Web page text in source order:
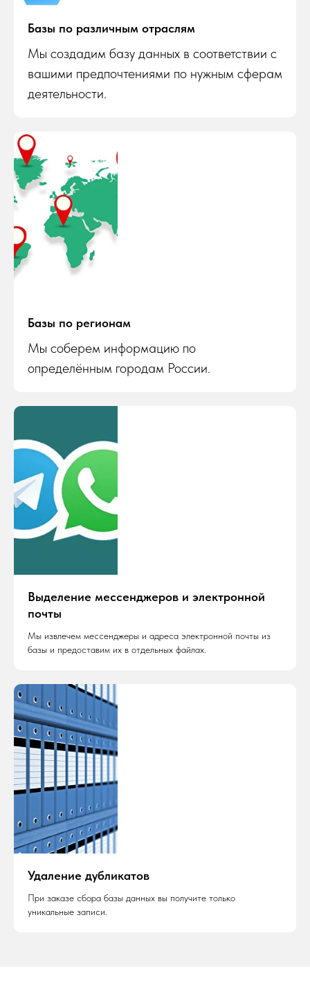
Базы по различным отраслям
Мы создадим базу данных в соответствии с
вашими предпочтениями по нужным сферам
деятельности.
Базы по регионам
Мы соберем информацию по
определённым городам России.
Выделение мессенджеров и электронной
почты
Мы извлечем мессенджеры и адреса электронной почты из
базы и предоставим их в отдельных файлах.
Удаление дубликатов
При заказе сбора базы данных вы получите только
уникальные записи.